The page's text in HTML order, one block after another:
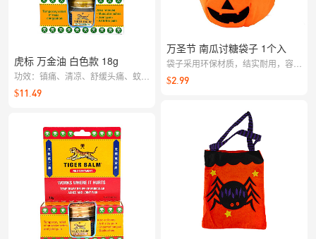
虎标 万金油 白色款 18g
功效：镇痛、清凉、舒缓头痛、蚊虫
叮咬、轻微肌肉酸痛。 使用人群：
适合儿童及敏感肌人群，居家常备。
$11.49
万圣节 南瓜讨糖袋子 1个入
袋子采用环保材质，结实耐用，容量
超大 印有独特的万圣节元素
$2.99